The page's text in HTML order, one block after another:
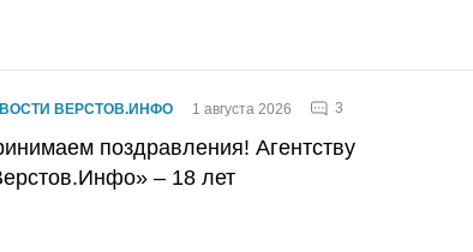
ВЕРСТОВ.ИНФО 1 августа 2026 3
поздравления! Агентству
– 18 лет